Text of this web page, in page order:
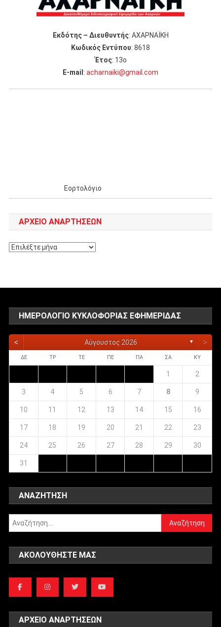
Εκδότης – Διευθυντής: ΑΧΑΡΝΑΪΚΗ
Κωδικός Εντύπου: 8618
Έτος: 13ο
Ε-mail : acharnaiki@gmail.com
Εορτολόγιο
ΑΡΧΕΊΟ ΑΝΑΡΤΉΣΕΩΝ
Αρχείο
ΗΜΕΡΟΛΌΓΙΟ ΚΥΚΛΟΦΟΡΊΑΣ ΕΦΗΜΕΡΊΔΑΣ
< Αύγουστος 2026 ▼ >
ΔΕ ΤΡ ΤΕ ΠΕ ΠΑ ΣΑ ΚΥ
1 2
3 4 5 6 7 8 9
10 11 12 13 14 15 16
17 18 19 20 21 22 23
24 25 26 27 28 29 30
31
ΑΝΑΖΉΤΗΣΗ
Αναζήτηση
για:
ΑΚΟΛΟΥΘΉΣΤΕ ΜΑΣ
ΑΡΧΕΊΟ ΑΝΑΡΤΉΣΕΩΝ